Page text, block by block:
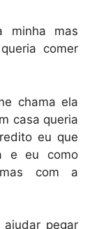
minha mas
comer
chama ela
casa queria
eu que
e eu como
com a
pegar